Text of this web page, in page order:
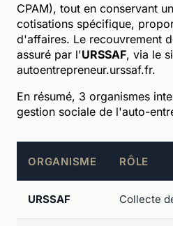
CPAM), tout en conservant
cotisations spécifique,
d'affaires. Le recouvrement
assuré par l'URSSAF, via le
autoentrepreneur.urssaf.fr.
En résumé, 3 organismes
gestion sociale de l'auto-
ORGANISME RÔLE
URSSAF Collecte